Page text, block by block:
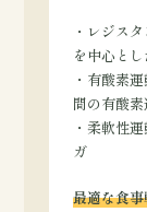
・レジス
を中心と
・有酸素
間の有酸
・柔軟性
ガ
最適な食